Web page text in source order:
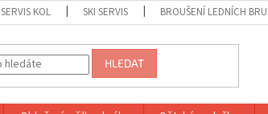
SERVIS KOL SKI SERVIS BROUŠENÍ LEDNÍCH
HLEDAT